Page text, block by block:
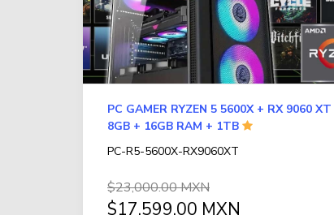
PC GAMER RYZEN 5 5600X + RX 9060 XT
8GB + 16GB RAM + 1TB
PC-R5-5600X-RX9060XT
$23,000.00 MXN
$17,599.00 MXN